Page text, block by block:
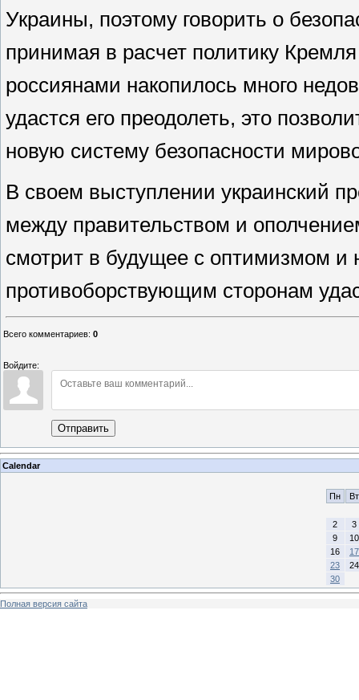
Украины, поэтому говорить о
принимая в расчет политику
россиянами накопилось много
удастся его преодолеть, это
новую систему безопасности
В своем выступлении украинский
между правительством и
смотрит в будущее с оптимизмом и
противоборствующим сторонам
Всего комментариев: 0
Войдите:
Отправить
Calendar
Пн Вт
2
3
9
10
16
17
23
24
30
Полная версия сайта